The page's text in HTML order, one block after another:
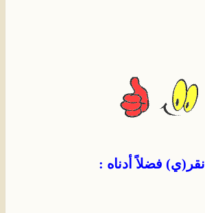
أنقر(ي) فضلاً أدناه :